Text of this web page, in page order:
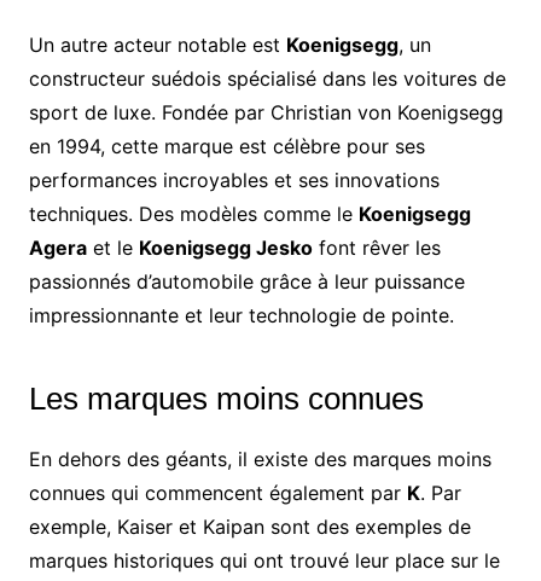
Un autre acteur notable est Koenigsegg, un
constructeur suédois spécialisé dans les voitures de
sport de luxe. Fondée par Christian von Koenigsegg
en 1994, cette marque est célèbre pour ses
performances incroyables et ses innovations
techniques. Des modèles comme le Koenigsegg
Ageraet le Koenigsegg Jeskofont rêver les
passionnés d’automobile grâce à leur puissance
impressionnante et leur technologie de pointe.
Les marques moins connues
En dehors des géants, il existe des marques moins
connues qui commencent également par K. Par
exemple, Kaiser et Kaipan sont des exemples de
marques historiques qui ont trouvé leur place sur le